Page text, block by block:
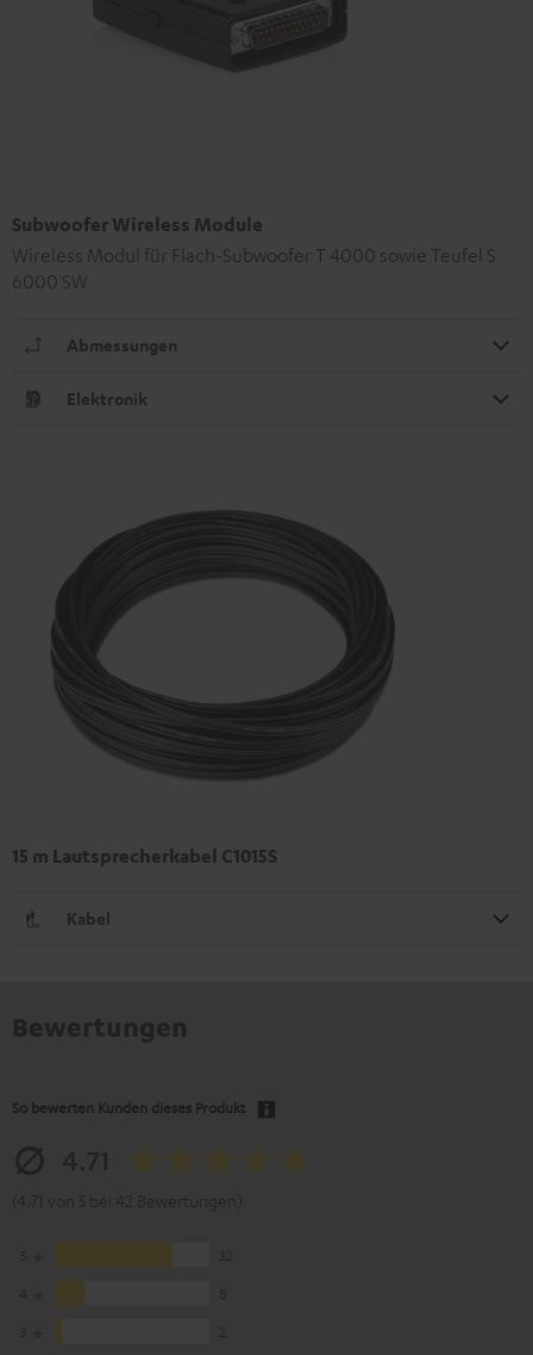
Subwoofer Wireless Module
Wireless Modul für Flach-Subwoofer T 4000 sowie Teufel S
6000 SW
Abmessungen
Elektronik
15 m Lautsprecherkabel C1015S
Kabel
So bewerten Kunden dieses Produkt